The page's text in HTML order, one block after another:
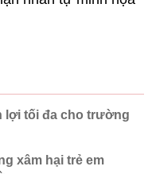
lợi tối đa cho trường
xâm hại trẻ em